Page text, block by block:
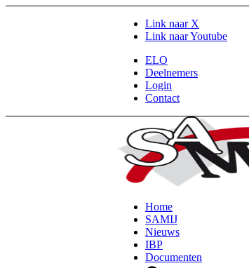
Link naar X
Link naar Youtube
ELO
Deelnemers
Login
Contact
Home
SAMIJ
Nieuws
IBP
Documenten